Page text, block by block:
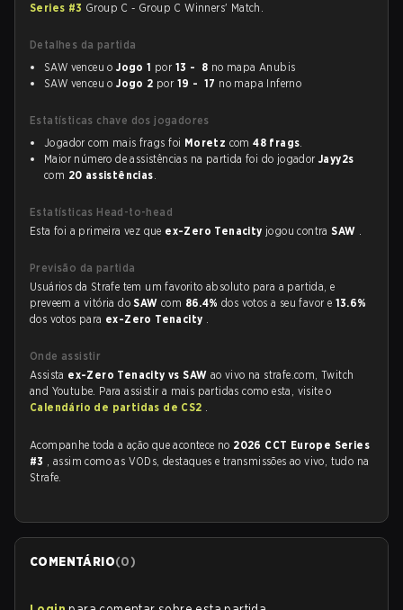
Series #3 Group C - Group C Winners' Match.
Detalhes da partida
SAW venceu oJogo 1 por 13 - 8 no mapa Anubis
SAW venceu oJogo 2 por 19 - 17 no mapa Inferno
Estatísticas chave dos jogadores
Jogador com mais frags foi Moretz com48 frags.
Maior número de assistências na partida foi do jogador Jayy2s
com 20 assistências.
Estatísticas Head-to-head
Esta foi a primeira vez que ex-Zero Tenacity jogou contraSAW .
Previsão da partida
Usuários da Strafe tem um favorito absoluto para a partida, e
preveem a vitória doSAWcom 86.4%dos votos a seu favor e 13.6%
dos votos para ex-Zero Tenacity .
Onde assistir
Assista ex-Zero Tenacity vs SAW ao vivo na strafe.com, Twitch
and Youtube. Para assistir a mais partidas como esta, visite o
Calendário de partidas de CS2 .
Acompanhe toda a ação que acontece no 2026 CCT Europe Series
#3 , assim como as VODs, destaques e transmissões ao vivo, tudo na
Strafe.
COMENTÁRIO(0)